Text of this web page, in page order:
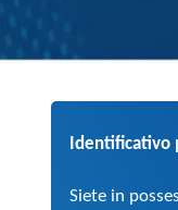
Identificativo
Siete in